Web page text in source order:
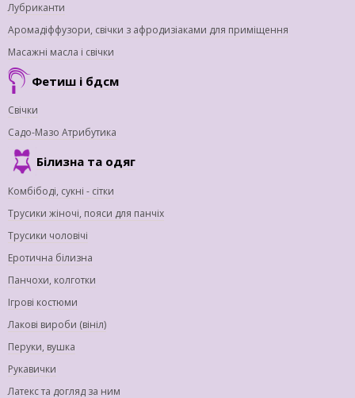
Лубриканти
Аромадіффузори, свічки з афродизіаками для приміщення
Масажні масла і свічки
Фетиш і бдсм
Свічки
Садо-Мазо Атрибутика
Білизна та одяг
Комбібоді, сукні - сітки
Трусики жіночі, пояси для панчіх
Трусики чоловічі
Еротична білизна
Панчохи, колготки
Ігрові костюми
Лакові вироби (вініл)
Перуки, вушка
Рукавички
Латекс та догляд за ним